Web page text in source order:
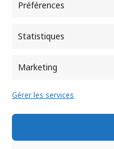
Préférences
Statistiques
Marketing
Gérer les services
Mentions légales